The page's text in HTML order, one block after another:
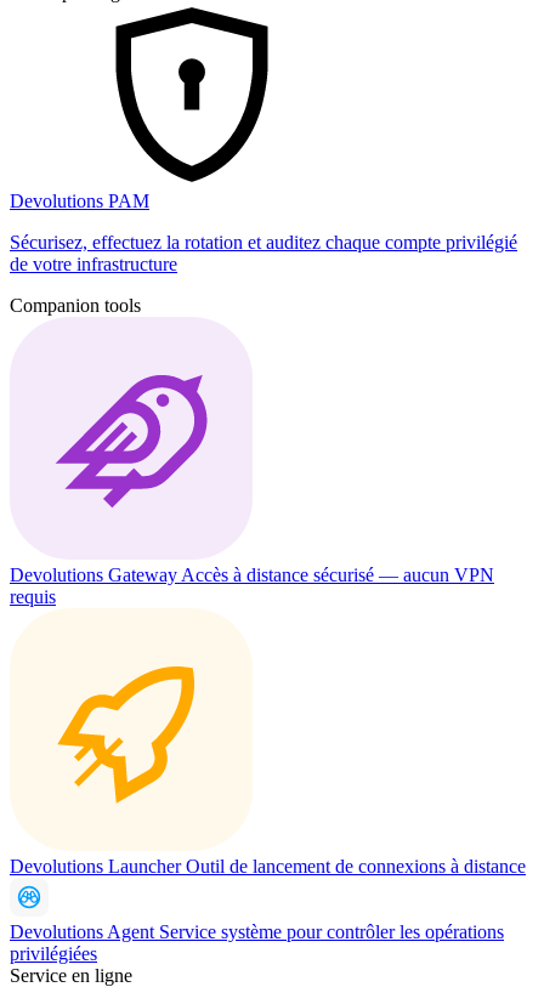
Devolutions PAM
Sécurisez, effectuez la rotation et auditez chaque compte privilégié
de votre infrastructure
Companion tools
Devolutions Gateway Accès à distance sécurisé — aucun VPN
requis
Devolutions LauncherOutil de lancement de connexions à distance
Devolutions Agent Service système pour contrôler les opérations
privilégiées
Service en ligne